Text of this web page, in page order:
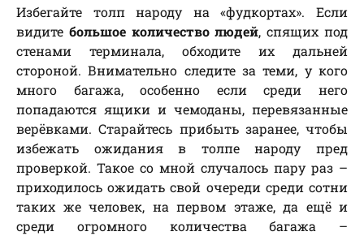
Избегайте толп народу на «фудкортах». Если
видите большое количество людей, спящих под
стенами терминала, обходите их дальней
стороной. Внимательно следите за теми, у кого
много багажа, особенно если среди него
попадаются ящики и чемоданы, перевязанные
верёвками. Старайтесь прибыть заранее, чтобы
избежать ожидания в толпе народу пред
проверкой. Такое со мной случалось пару раз –
приходилось ожидать свой очереди среди сотни
таких же человек, на первом этаже, да ещё и
среди огромного количества багажа –